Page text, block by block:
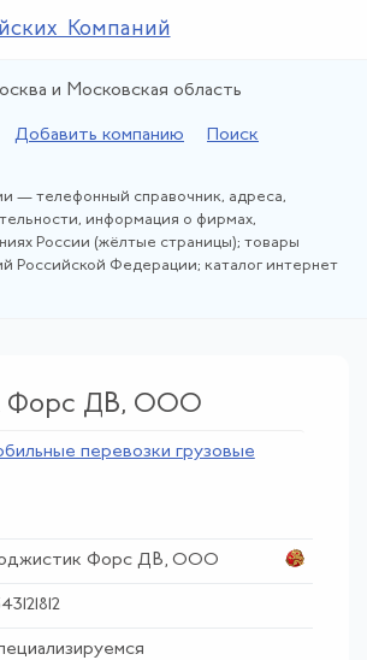
Компаний
и Московская область
Добавить компанию Поиск
— телефонный справочник, адреса,
информация о фирмах,
России (жёлтые страницы); товары
Российской Федерации; каталог интернет
Форс ДВ, ООО
перевозки грузовые
Форс ДВ, ООО